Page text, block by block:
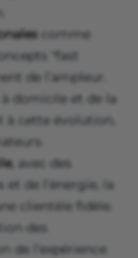
comme
"fast
de l’ampleur.
à domicile et de la
cette évolution,
, avec des
et de l’énergie, la
clientèle fidèle.
des
de l’expérience